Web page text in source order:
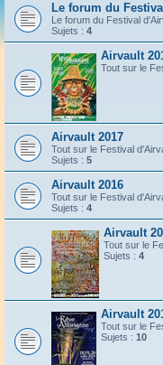
Le forum du
Le forum du Festival
Sujets : 4
Airvault
Tout sur le
Airvault 2017
Tout sur le Festival
Sujets : 5
Airvault 2016
Tout sur le Festival
Sujets : 4
Airvault
Tout sur le
Sujets : 4
Airvault
Tout sur le
Sujets : 10